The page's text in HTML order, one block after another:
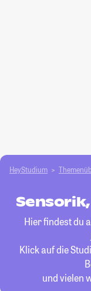
HeyStudium
Hier findest du
Klick auf die
und vielen